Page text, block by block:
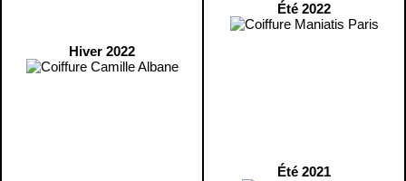
Hiver 2022
Été 2022
Été 2021